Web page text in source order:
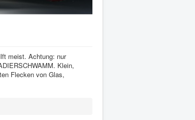
meist. Achtung: nur
Klein,
Flecken von Glas,